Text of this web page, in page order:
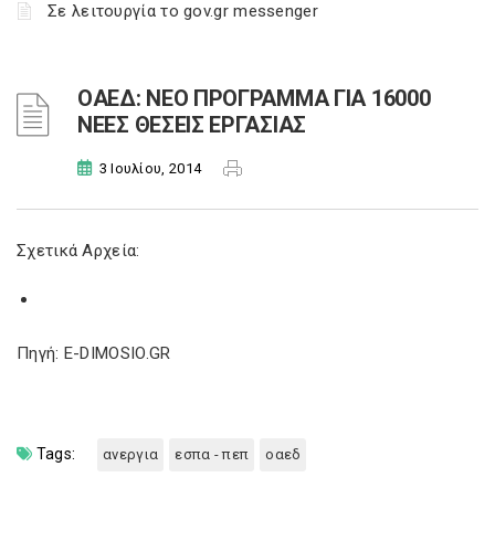
Σε λειτουργία το gov.gr messenger
ΟΑΕΔ: ΝΕΟ ΠΡΟΓΡΑΜΜΑ ΓΙΑ 16000
ΝΕΕΣ ΘΕΣΕΙΣ ΕΡΓΑΣΙΑΣ
3 Ιουλίου, 2014
Σχετικά Αρχεία:
Πηγή: E-DIMOSIO.GR
Tags: ανεργια εσπα - πεπ οαεδ